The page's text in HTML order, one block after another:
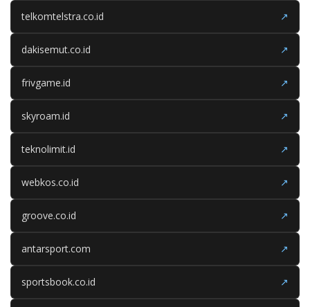
telkomtelstra.co.id ↗
dakisemut.co.id ↗
frivgame.id ↗
skyroam.id ↗
teknolimit.id ↗
webkos.co.id ↗
groove.co.id ↗
antarsport.com ↗
sportsbook.co.id ↗